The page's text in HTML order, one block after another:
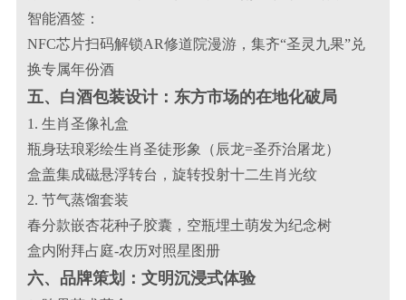
智能酒签：
NFC芯片扫码解锁AR修道院漫游，集齐“圣灵九果”兑
换专属年份酒
五、白酒包装设计：东方市场的在地化破局
1. 生肖圣像礼盒
瓶身珐琅彩绘生肖圣徒形象（辰龙=圣乔治屠龙）
盒盖集成磁悬浮转台，旋转投射十二生肖光纹
2. 节气蒸馏套装
春分款嵌杏花种子胶囊，空瓶埋土萌发为纪念树
盒内附拜占庭-农历对照星图册
六、品牌策划：文明沉浸式体验